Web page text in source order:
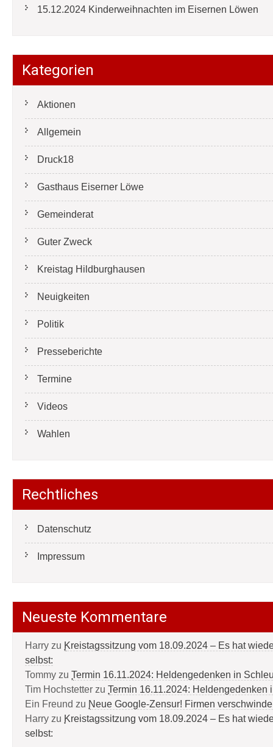
15.12.2024 Kinderweihnachten im Eisernen Löwen
Kategorien
Aktionen
Allgemein
Druck18
Gasthaus Eiserner Löwe
Gemeinderat
Guter Zweck
Kreistag Hildburghausen
Neuigkeiten
Politik
Presseberichte
Termine
Videos
Wahlen
Rechtliches
Datenschutz
Impressum
Neueste Kommentare
Harry zu Kreistagssitzung vom 18.09.2024 – Es hat
selbst:
Tommy zu Termin 16.11.2024: Heldengedenken in
Tim Hochstetter zu Termin 16.11.2024: Heldengedenken
Ein Freund zu Neue Google-Zensur! Firmen
Harry zu Kreistagssitzung vom 18.09.2024 – Es hat
selbst: